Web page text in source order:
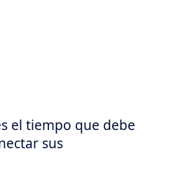
el tiempo que debe
sus